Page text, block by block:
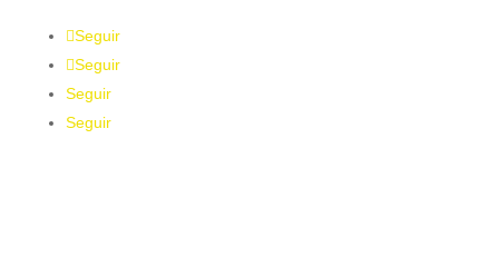
Seguir
Seguir
Seguir
Seguir